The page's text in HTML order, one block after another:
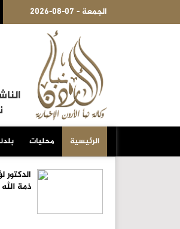
2026-08-07 - الجمعة
يهدف لتقييد حق اكتساب الجنسية الأميركية
الرئيسية محليات
ذمة الله